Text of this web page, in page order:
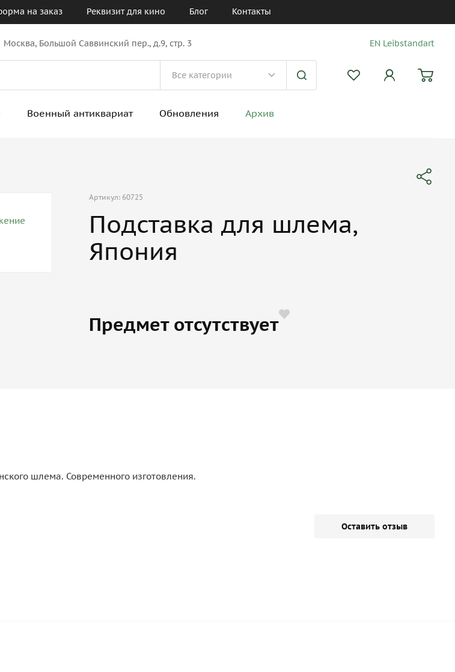
на заказ Реквизит для кино Блог Контакты
Москва, Большой Саввинский пер., д.9, стр. 3 EN Leibstandart
Военный антиквариат Обновления Архив
Артикул: 60725
Подставка для шлема,
Япония
Предмет отсутствует
шлема. Современного изготовления.
Оставить отзыв